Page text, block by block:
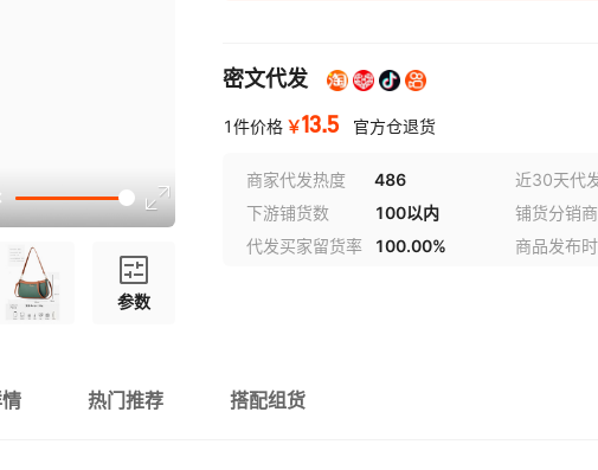
参数
密文代发
1件价格 ￥13.5 官方仓退货
商家代发热度 486 近30天代
下游铺货数
100以内 铺货分销
代发买家留货率
100.00% 商品发布
热门推荐 搭配组货